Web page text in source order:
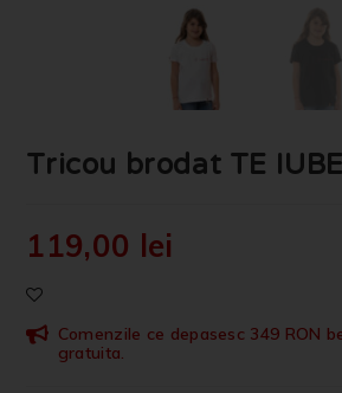
Tricou brodat TE
119,00 lei
Comenzile ce depasesc 349 RON
gratuita.